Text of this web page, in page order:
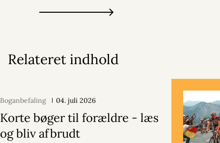
Relateret indhold
Boganbefaling 04. juli 2026
Korte bøger til forældre - læs
og bliv afbrudt